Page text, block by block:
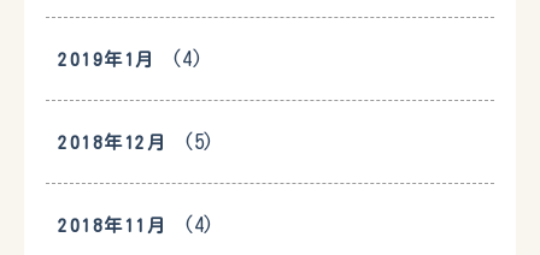
2019年1月 (4)
2018年12月 (5)
2018年11月 (4)